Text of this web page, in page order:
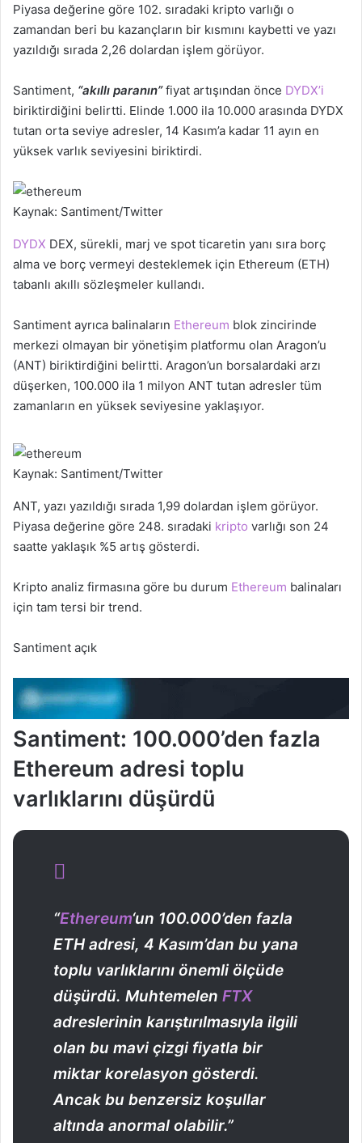
Piyasa değerine göre 102. sıradaki kripto varlığı o
zamandan beri bu kazançların bir kısmını kaybetti ve yazı
yazıldığı sırada 2,26 dolardan işlem görüyor.
Santiment, “akıllı paranın”fiyat artışından önce DYDX’i
biriktirdiğini belirtti. Elinde 1.000 ila 10.000 arasında DYDX
tutan orta seviye adresler, 14 Kasım’a kadar 11 ayın en
yüksek varlık seviyesini biriktirdi.
Kaynak: Santiment/Twitter
DYDX DEX, sürekli, marj ve spot ticaretin yanı sıra borç
alma ve borç vermeyi desteklemek için Ethereum (ETH)
tabanlı akıllı sözleşmeler kullandı.
Santiment ayrıca balinaların Ethereum blok zincirinde
merkezi olmayan bir yönetişim platformu olan Aragon’u
(ANT) biriktirdiğini belirtti. Aragon’un borsalardaki arzı
düşerken, 100.000 ila 1 milyon ANT tutan adresler tüm
zamanların en yüksek seviyesine yaklaşıyor.
Kaynak: Santiment/Twitter
ANT, yazı yazıldığı sırada 1,99 dolardan işlem görüyor.
Piyasa değerine göre 248. sıradaki kripto varlığı son 24
saatte yaklaşık %5 artış gösterdi.
Kripto analiz firmasına göre bu durum Ethereum balinaları
için tam tersi bir trend.
Santiment açık
Santiment: 100.000’den fazla
Ethereum adresi toplu
varlıklarını düşürdü
“Ethereum‘un 100.000’den fazla
ETH adresi, 4 Kasım’dan bu yana
toplu varlıklarını önemli ölçüde
düşürdü. Muhtemelen FTX
adreslerinin karıştırılmasıyla ilgili
olan bu mavi çizgi fiyatla bir
miktar korelasyon gösterdi.
Ancak bu benzersiz koşullar
altında anormal olabilir.”